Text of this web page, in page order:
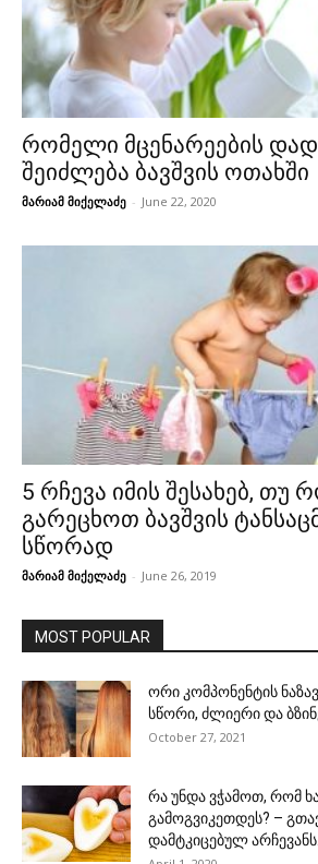
რომელი მცენარეების
შეიძლება ბავშვის ოთახში
მარიამ მიქელაძე - June 22, 2020
5 რჩევა იმის შესახებ, თუ
გარეცხოთ ბავშვის
სწორად
მარიამ მიქელაძე - June 26, 2019
MOST POPULAR
ორი კომპონენტის
სწორი, ძლიერი და
October 27, 2021
რა უნდა ვჭამოთ, რომ
გამოგვიკეთდეს? –
დამტკიცებულ არჩევანს.